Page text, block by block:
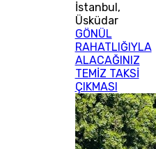
İstanbul ,
Üsküdar
GÖNÜL
RAHATLIĞIYLA
ALACAĞINIZ
TEMİZ TAKSİ
ÇIKMASI